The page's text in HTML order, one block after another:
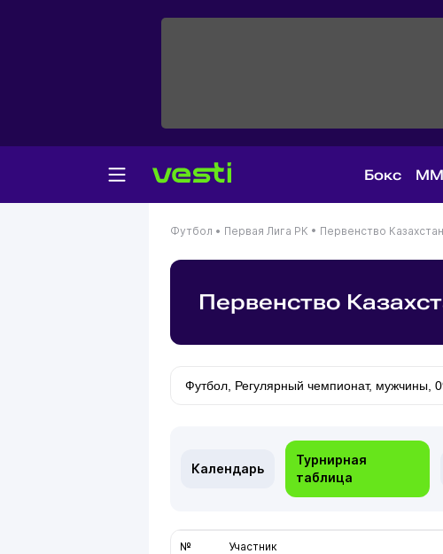
Бокс
Футбол • Первая Лига РК • Первенство
Первенство
Календарь
Турнирная
таблица
№ Участник